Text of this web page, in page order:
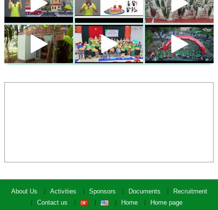
About Us Activities Sponsors Documents
Recruitment
Contact us
Home Home page